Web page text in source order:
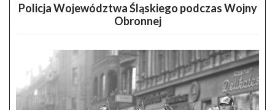
Policja Województwa Śląskiego podczas Wojny
Obronnej